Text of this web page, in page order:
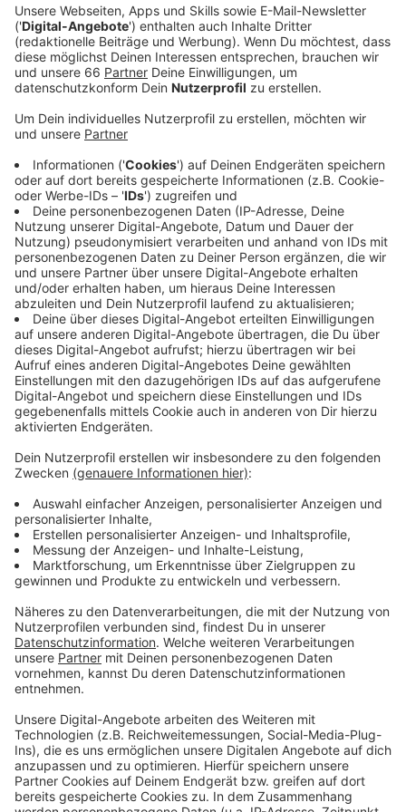
Hauptbahnhof. Dieses kurze Stück wird ab morgen
Abend (1. Juli 2022, 21 Uhr) gesperrt. Der Verkehr
auf der Straßenbahnlinie 704 wird deswegen aber
schon ab morgen früh (1. Juli 2022, 4 Uhr) für das
gesamte Wochenende komplett eingestellt. Vier
weitere Straßenbahnlinien sind dann ab morgen
Abend von der Baustelle betroffen. Die 708 wird
dann ebenfalls eingestellt.
Veröffentlicht: Donnerstag, 30.06.2022 18:15
Anzeige
Auf der 709 fahren Ersatzbusse zwischen Flingern und
dem Graf-Adolf-Platz. Und die Bahnen der Linien 706
und 707 fahren in der Innenstadt Umleitungen
zwischen der Berliner Allee und Bilk beziehungsweise
dem Marienhospital und Bilk. Auch acht Buslinien
müssen Umleitungen fahren. Jeweils ab Freitag Abend
bis zum frühen Montag Morgen.
Anzeige
Weitere Infos und Links zum Thema
Anzeige
Gleisbaustelle Graf-Adolf-Straße mit großen
Auswirkungen für die Rheinbahn:
Ab Freitag Abend ist außerdem noch die Rather
Weitere aktuelle Rheinbahn-Baustellen:
Anzeige